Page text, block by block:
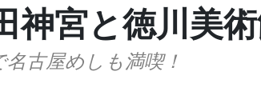
神宮と徳川美
古屋めしも満喫！